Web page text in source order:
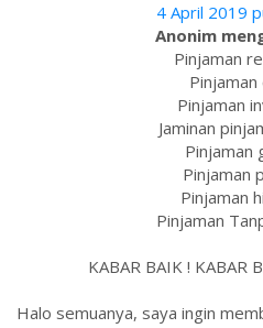
4 April 2019
Anonim
Pinjaman
Pinjaman
Jaminan
Pinjaman
Pinjaman
Pinjaman
Pinjaman
KABAR BAIK ! KABAR
Halo semuanya, saya ingin